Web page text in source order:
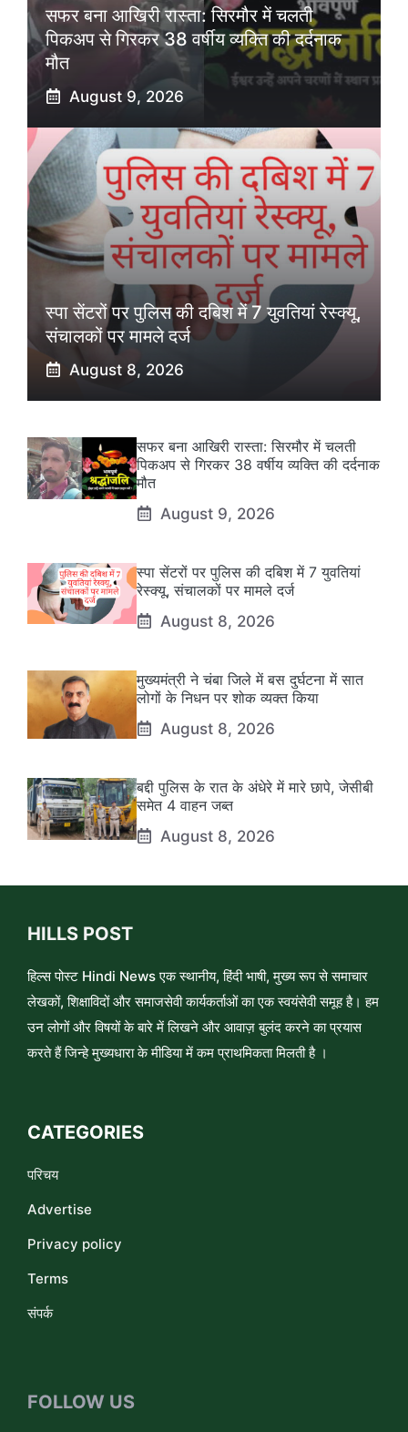
सफर बना आखिरी रास्ता: सिरमौर में चलती
पिकअप से गिरकर 38 वर्षीय व्यक्ति की दर्दनाक
मौत
August 9, 2026
स्पा सेंटरों पर पुलिस की दबिश में 7 युवतियां रेस्क्यू,
संचालकों पर मामले दर्ज
August 8, 2026
सफर बना आखिरी रास्ता: सिरमौर में चलती
पिकअप से गिरकर 38 वर्षीय व्यक्ति की दर्दनाक
मौत
August 9, 2026
स्पा सेंटरों पर पुलिस की दबिश में 7 युवतियां
रेस्क्यू, संचालकों पर मामले दर्ज
August 8, 2026
मुख्यमंत्री ने चंबा जिले में बस दुर्घटना में सात
लोगों के निधन पर शोक व्यक्त किया
August 8, 2026
बद्दी पुलिस के रात के अंधेरे में मारे छापे, जेसीबी
समेत 4 वाहन जब्त
August 8, 2026
HILLS POST
हिल्स पोस्ट Hindi News एक स्थानीय, हिंदी भाषी, मुख्य रूप से समाचार
लेखकों, शिक्षाविदों और समाजसेवी कार्यकर्ताओं का एक स्वयंसेवी समूह है। हम
उन लोगों और विषयों के बारे में लिखने और आवाज़ बुलंद करने का प्रयास
करते हैं जिन्हे मुख्यधारा के मीडिया में कम प्राथमिकता मिलती है ।
CATEGORIES
परिचय
Advertise
Privacy policy
Terms
संपर्क
FOLLOW US